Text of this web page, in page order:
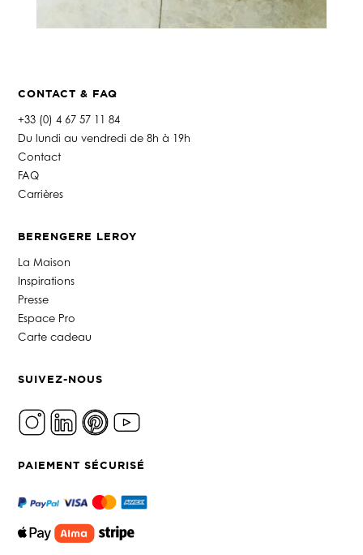
CONTACT & FAQ
+33 (0) 4 67 57 11 84
Du lundi au vendredi de 8h à 19h
Contact
FAQ
Carrières
BERENGERE LEROY
La Maison
Inspirations
Presse
Espace Pro
Carte cadeau
SUIVEZ-NOUS
PAIEMENT SÉCURISÉ